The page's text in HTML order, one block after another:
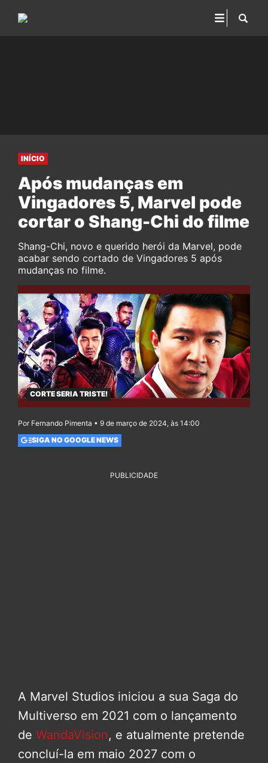
INÍCIO
Após mudanças em
Vingadores 5, Marvel pode
cortar o Shang-Chi do filme
Shang-Chi, novo e querido herói da Marvel, pode
acabar sendo cortado de Vingadores 5 após
mudanças no filme.
CORTE SERIA TRISTE!
Por Fernando Pimenta • 9 de março de 2024, às 14:00
SIGA NO GOOGLE NEWS
PUBLICIDADE
A Marvel Studios iniciou a sua Saga do
Multiverso em 2021 com o lançamento
de WandaVision, e atualmente pretende
concluí-la em maio 2027 com o